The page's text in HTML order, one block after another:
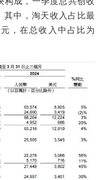
其中，淘天收入占比最
，在总收入中占比为